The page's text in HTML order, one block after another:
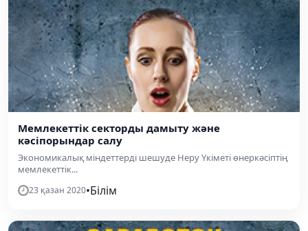
Мемлекеттік секторды дамыту және
кәсіпорындар салу
Экономикалық міндеттерді шешуде Неру Үкіметі өнеркәсіптің
мемлекеттік...
23 қазан 2020•Білім